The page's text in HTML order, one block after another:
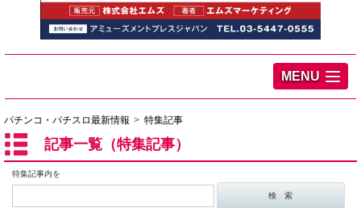
MENU
パチンコ・パチスロ最新情報 特集記事
記事一覧（特集記事）
特集記事内を